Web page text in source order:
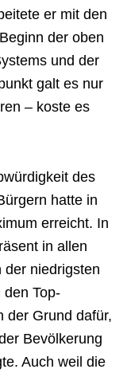
er mit den
der oben
und der
galt es nur
– koste es
des
hatte in
erreicht. In
in allen
der niedrigsten
den Top-
der Grund dafür,
Bevölkerung
Auch weil die